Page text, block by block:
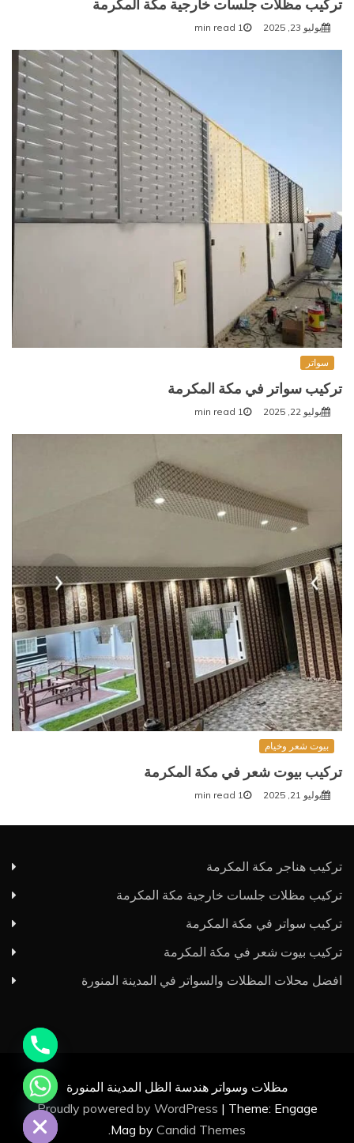
تركيب مظلات جلسات خارجية مكة المكرمة
يوليو 23, 2025 1 min read
سواتر
تركيب سواتر في مكة المكرمة
يوليو 22, 2025 1 min read
بيوت شعر وخيام
تركيب بيوت شعر في مكة المكرمة
يوليو 21, 2025 1 min read
تركيب هناجر مكة المكرمة
تركيب مظلات جلسات خارجية مكة المكرمة
تركيب سواتر في مكة المكرمة
تركيب بيوت شعر في مكة المكرمة
افضل محلات المظلات والسواتر في المدينة المنورة
مظلات وسواتر هندسة الظل المدينة المنورة
Proudly powered by WordPress | Theme: Engage
Mag by Candid Themes
H
i
d
e
c